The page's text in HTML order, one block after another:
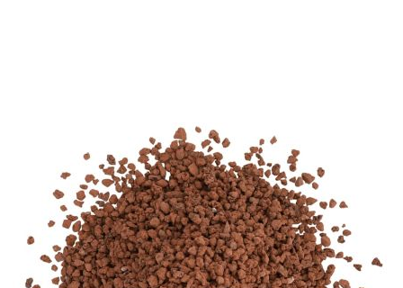
Credit calculator
Вулканични камъни 25 кг червени 5-8 мм
Please select credit institution
Цена на продукта: €68.51
Extraction of information from credit institutions
Предоставената таблица е с информационна цел.
Добавете продукта в количката си с бутона "Добави в
количката" и при поръчка ще можете да изберете броя
вноски на кредита.